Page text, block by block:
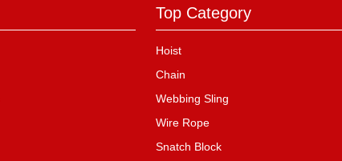
Top Category
Hoist
Chain
Webbing Sling
Wire Rope
Snatch Block